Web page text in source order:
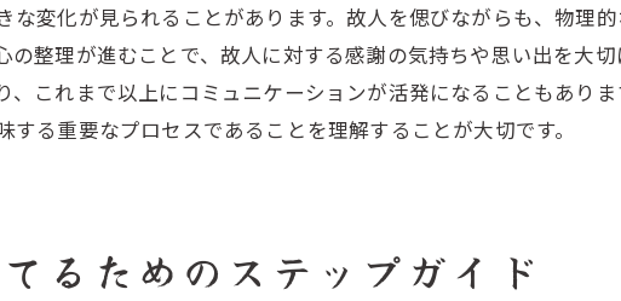
墓じまいの流れとその背後にある心情を考察
墓じまいを決断する背景とは
感情的な葛藤とその解決策
墓じまいに伴う家族の心理的変化
心情を整理するためのカウンセリングの活用
変化が見られることがあります。故人を偲びながらも、物理
の整理が進むことで、故人に対する感謝の気持ちや思い出を大
これまで以上にコミュニケーションが活発になることもありま
る重要なプロセスであることを理解することが大切です。
るためのステップガイド